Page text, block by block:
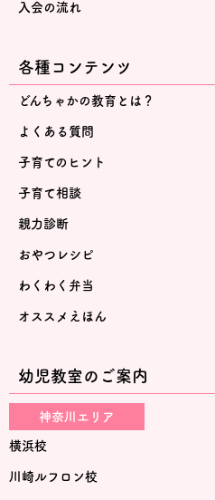
入会の流れ
各種コンテンツ
どんちゃかの教育とは？
よくある質問
子育てのヒント
子育て相談
親力診断
おやつレシピ
わくわく弁当
オススメえほん
幼児教室のご案内
神奈川エリア
横浜校
川崎ルフロン校